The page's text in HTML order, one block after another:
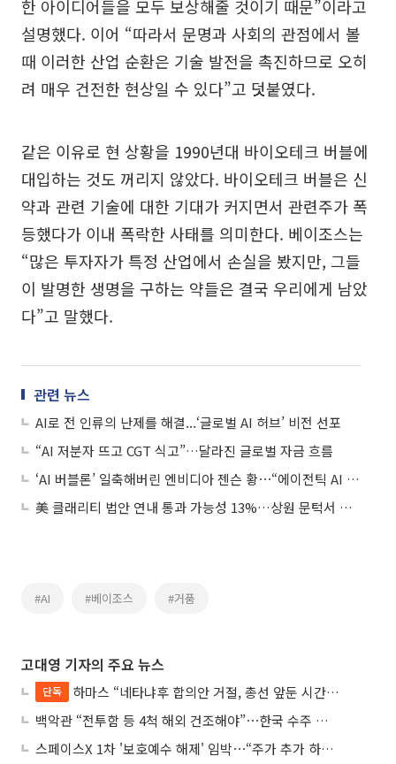
한 아이디어들을 모두 보상해줄 것이기 때문”이라고
설명했다. 이어 “따라서 문명과 사회의 관점에서 볼
때 이러한 산업 순환은 기술 발전을 촉진하므로 오히
려 매우 건전한 현상일 수 있다”고 덧붙였다.
같은 이유로 현 상황을 1990년대 바이오테크 버블에
대입하는 것도 꺼리지 않았다. 바이오테크 버블은 신
약과 관련 기술에 대한 기대가 커지면서 관련주가 폭
등했다가 이내 폭락한 사태를 의미한다. 베이조스는
“많은 투자자가 특정 산업에서 손실을 봤지만, 그들
이 발명한 생명을 구하는 약들은 결국 우리에게 남았
다”고 말했다.
관련 뉴스
AI로 전 인류의 난제를 해결...‘글로벌 AI 허브’ 비전 선포
“AI 저분자 뜨고 CGT 식고”…달라진 글로벌 자금 흐름
‘AI 버블론’ 일축해버린 엔비디아 젠슨 황⋯“에이전틱 AI 시대 왔다”
美 클래리티 법안 연내 통과 가능성 13%…상원 문턱서 제동
#AI #베이조스 #거품
고대영 기자의 주요 뉴스
단독
하마스 “네타냐후 합의안 거절, 총선 앞둔 시간 끌기”
백악관 “전투함 등 4척 해외 건조해야”⋯한국 수주 기대
스페이스X 1차 '보호예수 해제' 임박⋯“주가 추가 하락 가능성”